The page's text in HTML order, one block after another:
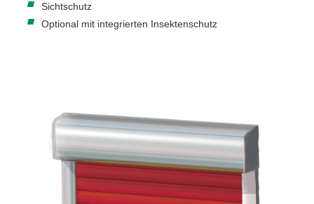
Sichtschutz
Optional mit integrierten Insektenschutz